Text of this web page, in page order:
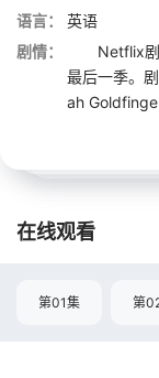
语言：
英语
剧情：
Netflix剧
最后一季。
ah
在线观看
第01集 第